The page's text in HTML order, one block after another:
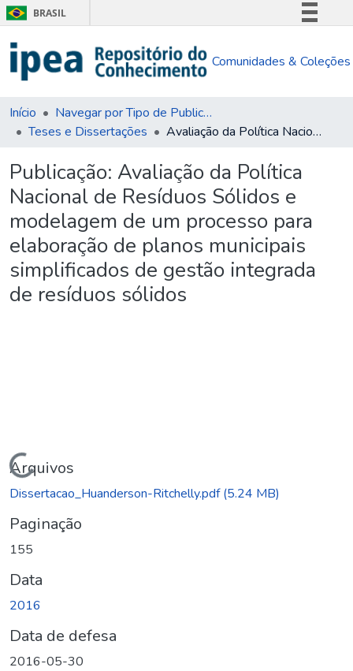
BRASIL
Comunica BR
Acesso à informação
Legislação
Comunidades & Coleções
Início
Navegar por Tipo de Publicação
Teses e Dissertações
Avaliação da Política Nacional de Resíduos Sólidos e modelagem de um processo para elaboração de planos municipais simplificados de gestão integrada de resíduos sólidos
Publicação: Avaliação da Política
Nacional de Resíduos Sólidos e
modelagem de um processo para
elaboração de planos municipais
simplificados de gestão integrada
de resíduos sólidos
Arquivos
Dissertacao_Huanderson-Ritchelly.pdf(5.24 MB)
Paginação
155
Data
2016
Data de defesa
2016-05-30